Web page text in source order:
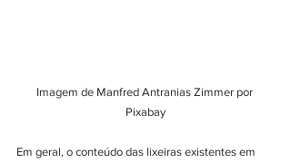
Imagem de Manfred Antranias Zimmer por
Pixabay
Em geral, o conteúdo das lixeiras existentes em